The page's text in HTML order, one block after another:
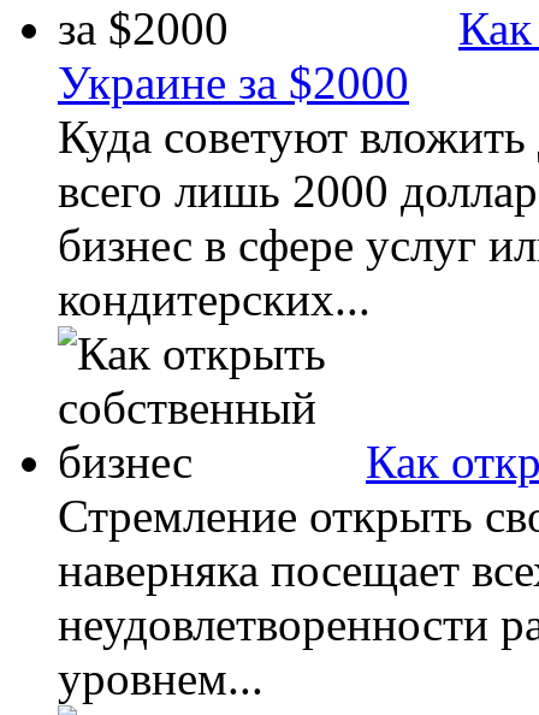
Украине за $2000
Куда советуют вложить
всего лишь 2000
бизнес в сфере услуг
кондитерских...
Как
Стремление открыть
наверняка посещает
неудовлетворенности
уровнем...